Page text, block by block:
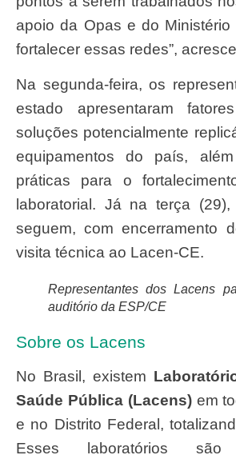
apoio da Opas e do
fortalecer essas redes”,
Na segunda-feira, os representantes de cada
estado apresentaram
soluções potencialmente
equipamentos do país,
práticas para o
laboratorial. Já na terça
seguem, com encerramento
visita técnica ao Lacen-CE.
Representantes dos Lacens
auditório da ESP/CE
Sobre os Lacens
No Brasil, existem
Saúde Pública (Lacens)em
e no Distrito Federal,
Esses laboratórios são